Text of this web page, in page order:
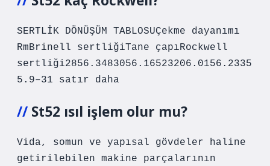
SERTLİK DÖNÜŞÜM TABLOSUÇekme dayanımı
RmBrinell sertliğiTane çapıRockwell
sertliği2856.3483056.16523206.0156.2335
5.9–31 satır daha
St52 ısıl işlem olur mu?
Vida, somun ve yapısal gövdeler haline
getirilebilen makine parçalarının